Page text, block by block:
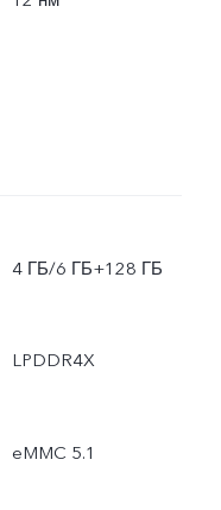
4 ГБ/6 ГБ+128 ГБ
LPDDR4X
eMMC 5.1